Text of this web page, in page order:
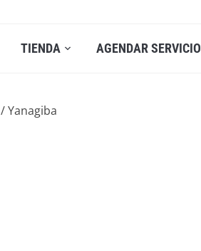
TIENDA AGENDAR SERVICIO
/ Yanagiba